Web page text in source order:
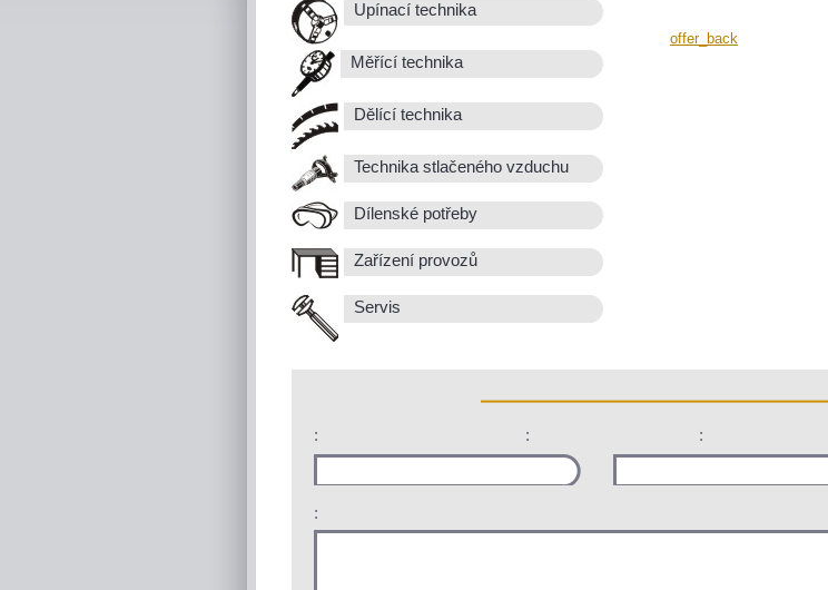
Upínací technika
Měřící technika
Dělící technika
Technika stlačeného vzduchu
Dílenské potřeby
Zařízení provozů
Servis
offer_back
: : :
: